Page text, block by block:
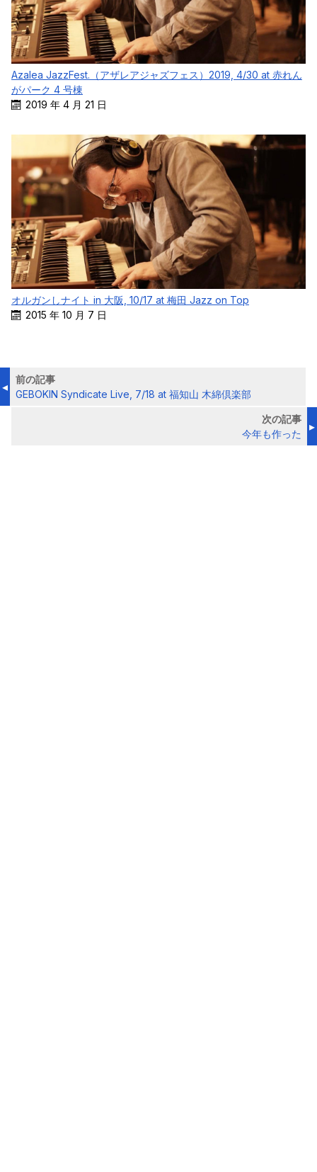
Azalea JazzFest.（アザレアジャズフェス）2019, 4/30 at 赤れん
がパーク 4 号棟
2019 年 4 月 21 日
オルガンしナイト in 大阪, 10/17 at 梅田 Jazz on Top
2015 年 10 月 7 日
前の記事
GEBOKIN Syndicate Live, 7/18 at 福知山 木綿倶楽部
次の記事
今年も作った